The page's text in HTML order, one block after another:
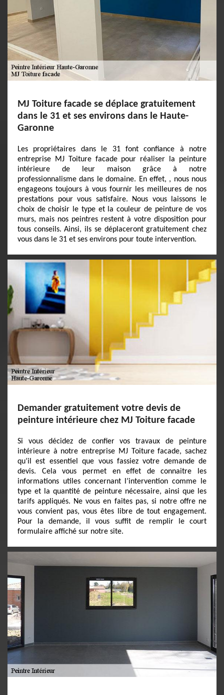
MJ Toiture facade se déplace gratuitement
dans le 31 et ses environs dans le Haute-
Garonne
Les propriétaires dans le 31 font confiance à notre
entreprise MJ Toiture facade pour réaliser la peinture
intérieure de leur maison grâce à notre
professionnalisme dans le domaine. En effet, , nous nous
engageons toujours à vous fournir les meilleures de nos
prestations pour vous satisfaire. Nous vous laissons le
choix de choisir le type et la couleur de peinture de vos
murs, mais nos peintres restent à votre disposition pour
tous conseils. Ainsi, ils se déplaceront gratuitement chez
vous dans le 31 et ses environs pour toute intervention.
Demander gratuitement votre devis de
peinture intérieure chez MJ Toiture facade
Si vous décidez de confier vos travaux de peinture
intérieure à notre entreprise MJ Toiture facade, sachez
qu’il est essentiel que vous fassiez votre demande de
devis. Cela vous permet en effet de connaitre les
informations utiles concernant l’intervention comme le
type et la quantité de peinture nécessaire, ainsi que les
tarifs appliqués. Ne vous en faites pas, si notre offre ne
vous convient pas, vous êtes libre de tout engagement.
Pour la demande, il vous suffit de remplir le court
formulaire affiché sur notre site.